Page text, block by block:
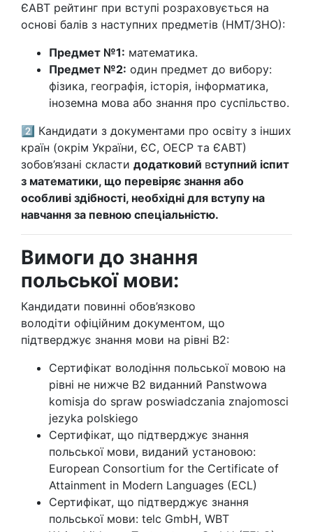
ЄАВТ рейтинг при вступі розраховується на
основі балів з наступних предметів (НМТ/ЗНО):
Предмет №1: математика.
Предмет №2: один предмет до вибору:
фізика, географія, історія, інформатика,
іноземна мова або знання про суспільство.
2️⃣ Кандидати з документами про освіту з інших
країн (окрім України, ЄС, ОЕСР та ЄАВТ)
зобов’язані скласти додатковий вступний іспит
з математики, що перевіряє знання або
особливі здібності, необхідні для вступу на
навчання за певною спеціальністю.
Вимоги до знання
польської мови:
Кандидати повинні обов’язково
володіти офіційним документом, що
підтверджує знання мови на рівні B2:
Сертифікат володіння польської мовою на
рівні не нижче В2 виданний Panstwowa
komisja do spraw poswiadczania znajomosci
jezyka polskiego
Сертифікат, що підтверджує знання
польської мови, виданий установою:
European Consortium for the Certificate of
Attainment in Modern Languages (ECL)
Сертифікат, що підтверджує знання
польської мови: telc GmbH, WBT